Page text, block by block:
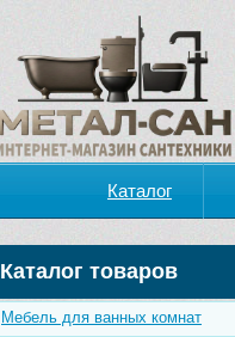
Каталог
Каталог товаров
Мебель для ванных комнат